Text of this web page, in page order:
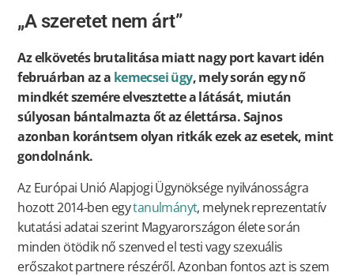
„A szeretet nem árt”
Az elkövetés brutalitása miatt nagy port kavart idén
februárban az a kemecsei ügy, mely során egy nő
mindkét szemére elvesztette a látását, miután
súlyosan bántalmazta őt az élettársa. Sajnos
azonban korántsem olyan ritkák ezek az esetek, mint
gondolnánk.
Az Európai Unió Alapjogi Ügynöksége nyilvánosságra
hozott 2014-ben egytanulmányt, melynek reprezentatív
kutatási adatai szerint Magyarországon élete során
minden ötödik nő szenved el testi vagy szexuális
erőszakot partnere részéről. Azonban fontos azt is szem